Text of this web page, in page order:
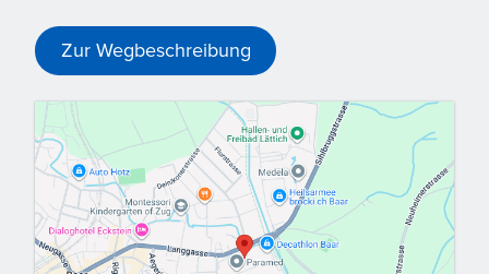
Zur Wegbeschreibung